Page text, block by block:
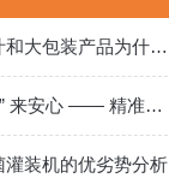
果浆、浓缩汁和大包装产品为什么更适合采用无菌袋灌装？
无菌灌装 “袋” 来安心 —— 精准守护食品品质
灌装机的优劣势分析